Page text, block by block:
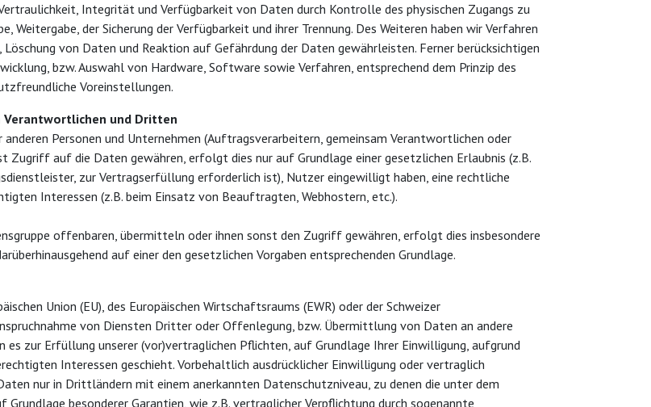
Integrität und Verfügbarkeit von Daten durch Kontrolle des physischen Zugangs zu
der Sicherung der Verfügbarkeit und ihrer Trennung. Des Weiteren haben wir Verfahren
von Daten und Reaktion auf Gefährdung der Daten gewährleisten. Ferner berücksichtigen
bzw. Auswahl von Hardware, Software sowie Verfahren, entsprechend dem Prinzip des
Voreinstellungen.
und Dritten
Personen und Unternehmen (Auftragsverarbeitern, gemeinsam Verantwortlichen oder
auf die Daten gewähren, erfolgt dies nur auf Grundlage einer gesetzlichen Erlaubnis (z.B.
zur Vertragserfüllung erforderlich ist), Nutzer eingewilligt haben, eine rechtliche
Interessen (z.B. beim Einsatz von Beauftragten, Webhostern, etc.).
offenbaren, übermitteln oder ihnen sonst den Zugriff gewähren, erfolgt dies insbesondere
auf einer den gesetzlichen Vorgaben entsprechenden Grundlage.
Union (EU), des Europäischen Wirtschaftsraums (EWR) oder der Schweizer
von Diensten Dritter oder Offenlegung, bzw. Übermittlung von Daten an andere
es zur Erfüllung unserer (vor)vertraglichen Pflichten, auf Grundlage Ihrer Einwilligung, aufgrund
Interessen geschieht. Vorbehaltlich ausdrücklicher Einwilligung oder vertraglich
nur in Drittländern mit einem anerkannten Datenschutzniveau, zu denen die unter dem
besonderer Garantien, wie z.B. vertraglicher Verpflichtung durch sogenannte